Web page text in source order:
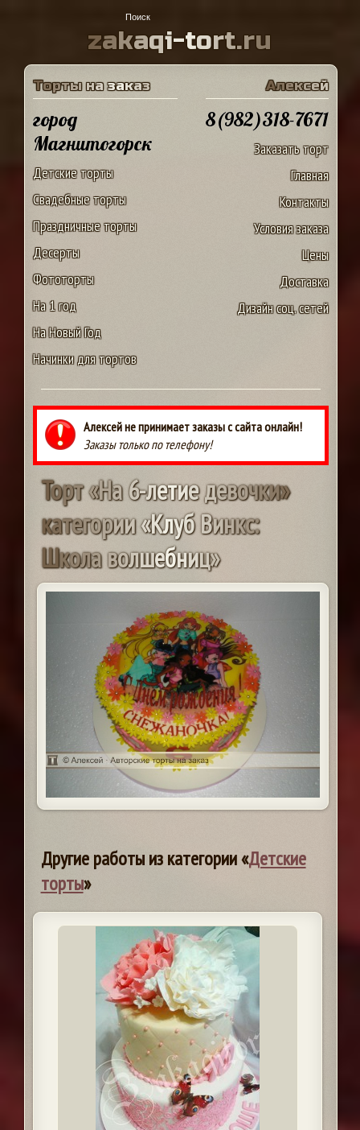
zakaqi-tort.ru
Торты на заказ
город
Магнитогорск
Детские торты
Свадебные торты
Праздничные торты
Десерты
Фототорты
На 1 год
На Новый Год
Начинки для тортов
Алексей
8(982)318-7671
Заказать торт
Главная
Контакты
Условия заказа
Цены
Доставка
Дизайн соц. сетей
Алексей не принимает заказы с сайта онлайн!
Заказы только по телефону!
Торт«На6-летиедевочки»
категории«КлубВинкс:
Школаволшебниц»
Другие работы из категории «Детские
торты»